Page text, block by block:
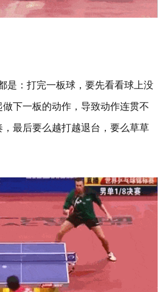
是：打完一板球，要先看看球上没
做下一板的动作，导致动作连贯不
，最后要么越打越退台，要么草草